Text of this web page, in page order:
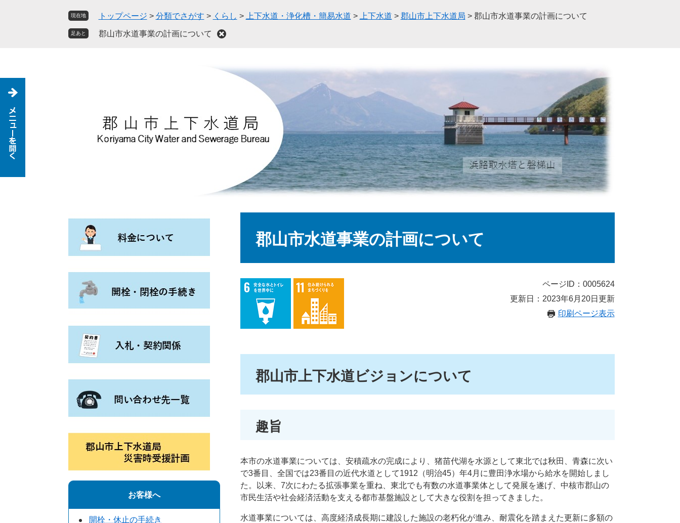
で
ば
現在地 トップページ > 分類でさがす > くらし > 上下水道・浄化槽・簡易水道 > 上下水道 > 郡山市上下水道局 > 郡山市水道事業の計画について
足あと 郡山市水道事業の計画について
郡山市水道事業の計画について
ページID：0005624
更新日：2023年6月20日更新
印刷ページ表示
郡山市上下水道ビジョンについて
趣旨
本市の水道事業については、安積疏水の完成により、猪苗代湖を水源として東北では秋田、青森に次い
で3番目、全国では23番目の近代水道として1912（明治45）年4月に豊田浄水場から給水を開始しまし
た。以来、7次にわたる拡張事業を重ね、東北でも有数の水道事業体として発展を遂げ、中核市郡山の
市民生活や社会経済活動を支える都市基盤施設として大きな役割を担ってきました。
水道事業については、高度経済成長期に建設した施設の老朽化が進み、耐震化を踏まえた更新に多額の
お客様へ
開栓・休止の手続き